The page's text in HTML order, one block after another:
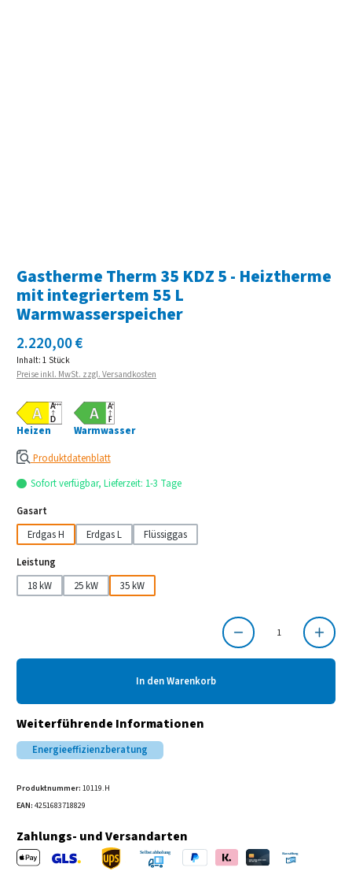
Gastherme Therm 35 KDZ 5 - Heiztherme
mit integriertem 55 L
Warmwasserspeicher
Regulärer Preis:
2.220,00 €
Inhalt: 1 Stück
Preise inkl. MwSt. zzgl. Versandkosten
Heizen
Warmwasser
Produktdatenblatt
Sofort verfügbar, Lieferzeit: 1-3 Tage
Gasart
Erdgas H
Erdgas L
Flüssiggas
Leistung
18 kW
25 kW 35 kW
Produkt Anzahl: Gib den gewünschten Wert ein oder benutze die Schaltflächen um die
In den Warenkorb
Weiterführende Informationen
Energieeffizienzberatung
Produktnummer: 10119.H
EAN: 4251683718829
Zahlungs- und Versandarten